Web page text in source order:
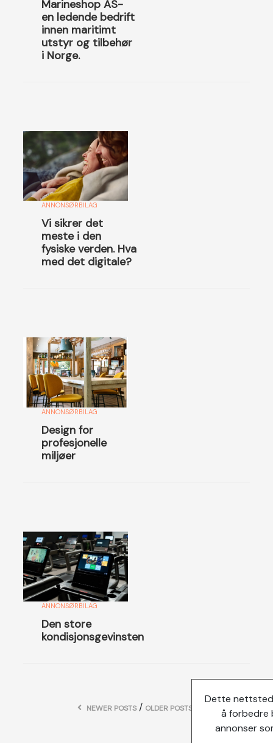
Marineshop AS-
en ledende bedrift
innen maritimt
utstyr og tilbehør
i Norge.
ANNONSØRBILAG
Vi sikrer det
meste i den
fysiske verden. Hva
med det digitale?
ANNONSØRBILAG
Design for
profesjonelle
miljøer
ANNONSØRBILAG
Den store
kondisjonsgevinsten
NEWER POSTS / OLDER POSTS
Dette
å forbedre
annonser